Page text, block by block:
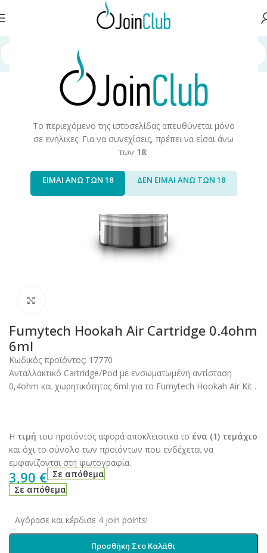
Το περιεχόμενο της ιστοσελίδας απευθύνεται μόνο
σε ενήλικες. Για να συνεχίσεις, πρέπει να είσαι άνω
των 18.
ΕΙΜΑΙ ΑΝΩ ΤΩΝ 18 ΔΕΝ ΕΙΜΑΙ ΑΝΩ ΤΩΝ 18
Συσκευές/Αναλώσιμα
Fumytech Hookah Air Cartridge 0.4ohm
6ml
Κωδικός προϊόντος: 17770
Ανταλλακτικό Cartridge/Pod με ενσωματωμένη αντίσταση
0,4ohm και χωρητικότητας 6ml για το Fumytech Hookah Air Kit .
Η τιμή του προϊόντος αφορά αποκλειστικά το ένα (1) τεμάχιο
και όχι το σύνολο των προϊόντων που ενδέχεται να
εμφανίζονται στη φωτογραφία.
3,90 € Σε απόθεμα
Σε απόθεμα
Αγόρασε και κέρδισε 4 join points!
Προσθήκη Στο Καλάθι